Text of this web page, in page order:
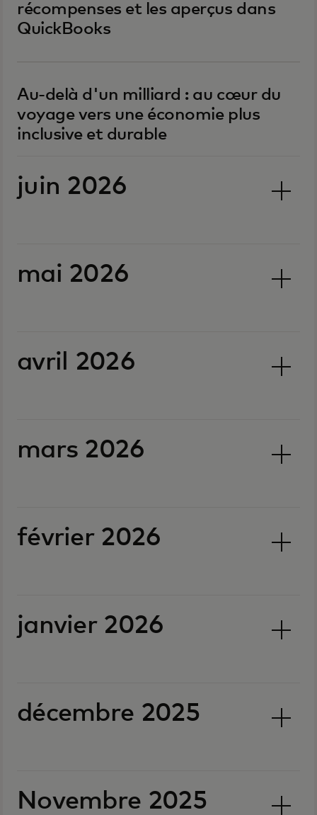
récompenses et les aperçus dans
QuickBooks
Au-delà d'un milliard : au cœur du
voyage vers une économie plus
inclusive et durable
juin 2026
mai 2026
avril 2026
mars 2026
février 2026
janvier 2026
décembre 2025
Novembre 2025